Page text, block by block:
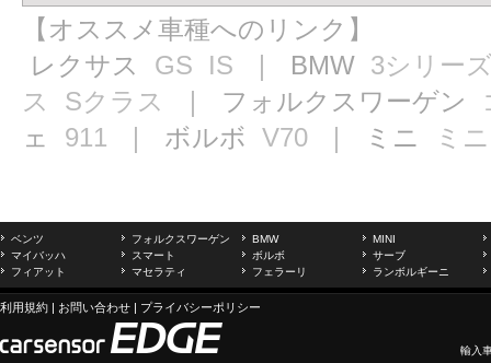
【オススメ車種へのリンク】
レクサス GS IS ｜ BMW 3シリー
ス
Sクラス ｜ フォルクスワーゲン
ェ 911 ｜ ボルボ V70 ｜ ミニ ミニ
ベンツ フォルクスワーゲン BMW
MINI
マイバッハ
スマート ボルボ
サーブ
フィアット
マセラティ フェラーリ ランボルギーニ
利用規約 | お問い合わせ | プライバシーポリシー
輸入